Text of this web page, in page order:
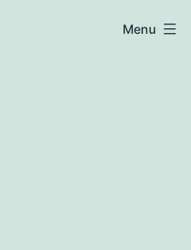
Menu